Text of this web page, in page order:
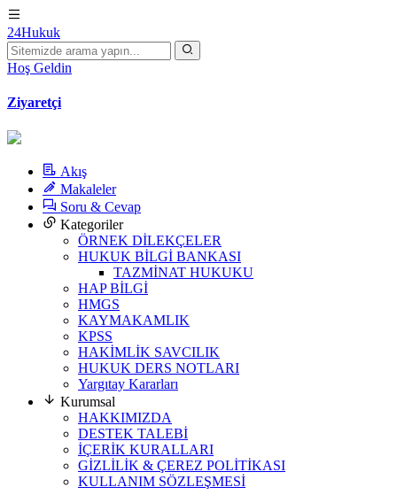
24Hukuk
Hoş Geldin
Ziyaretçi
Akış
Makaleler
Soru & Cevap
Kategoriler
ÖRNEK DİLEKÇELER
HUKUK BİLGİ BANKASI
TAZMİNAT HUKUKU
HAP BİLGİ
HMGS
KAYMAKAMLIK
KPSS
HAKİMLİK SAVCILIK
HUKUK DERS NOTLARI
Yargıtay Kararları
Kurumsal
HAKKIMIZDA
DESTEK TALEBİ
İÇERİK KURALLARI
GİZLİLİK & ÇEREZ POLİTİKASI
KULLANIM SÖZLEŞMESİ